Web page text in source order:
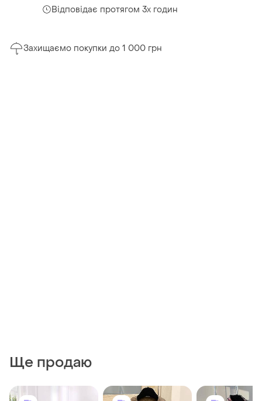
Відповідає протягом 3х годин
Захищаємо покупки до 1 000 грн
Ще продаю